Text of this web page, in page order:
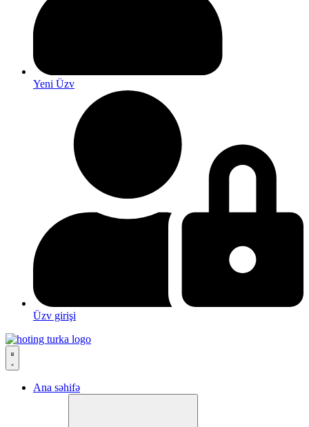
Yeni Üzv
Üzv girişi
Ana səhifə